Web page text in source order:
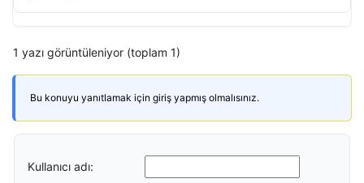
1 yazı görüntüleniyor (toplam 1)
Bu konuyu yanıtlamak için giriş yapmış olmalısınız.
Kullanıcı adı: